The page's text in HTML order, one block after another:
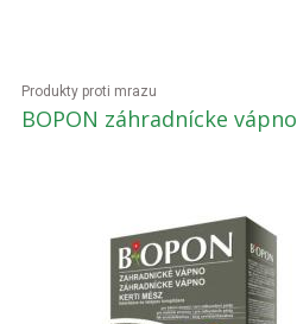
Produkty proti mrazu
BOPON záhradnícke vápno